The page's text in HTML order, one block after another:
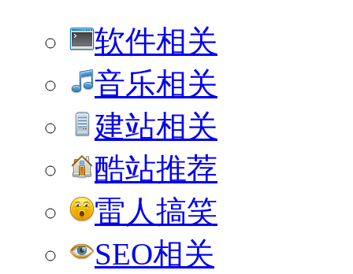
软件相关
音乐相关
建站相关
酷站推荐
雷人搞笑
SEO相关